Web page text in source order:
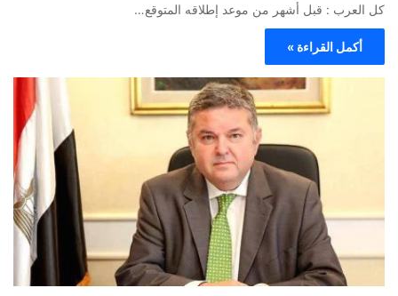
كل العرب : قبل أشهر من موعد إطلاقه المتوقع…
أكمل القراءة »